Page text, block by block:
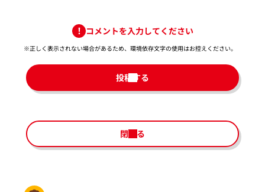
コメントを入力してください
※正しく表示されない場合があるため、環境依存文字の使用はお控えください。​
投稿する
閉じる